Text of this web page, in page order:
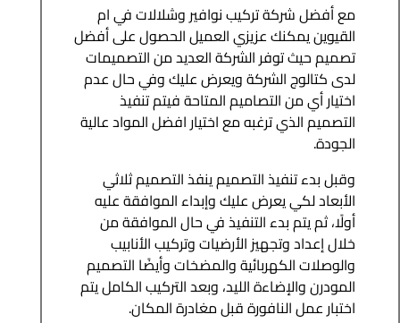
مع أفضل شركة تركيب نوافير وشلالات في ام
القيوين يمكنك عزيزي العميل الحصول على أفضل
تصميم حيث توفر الشركة العديد من التصميمات
لدى كتالوج الشركة ويعرض عليك وفي حال عدم
اختيار أي من التصاميم المتاحة فيتم تنفيذ
التصميم الذي ترغبه مع اختيار افضل المواد عالية
الجودة.
وقبل بدء تنفيذ التصميم ينفذ التصميم ثلاثي
الأبعاد لكي يعرض عليك وإبداء الموافقة عليه
أولًا، ثم يتم بدء التنفيذ في حال الموافقة من
خلال إعداد وتجهيز الأرضيات وتركيب الأنابيب
والوصلات الكهربائية والمضخات وأيضًا التصميم
المودرن والإضاءة الليد، وبعد التركيب الكامل يتم
اختبار عمل النافورة قبل مغادرة المكان.